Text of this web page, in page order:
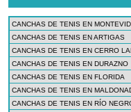
CANCHAS DE TENIS EN
CANCHAS DE TENIS EN ARTIGAS
CANCHAS DE TENIS EN CERRO
CANCHAS DE TENIS EN DURAZNO
CANCHAS DE TENIS EN FLORIDA
CANCHAS DE TENIS EN
CANCHAS DE TENIS EN RÍO